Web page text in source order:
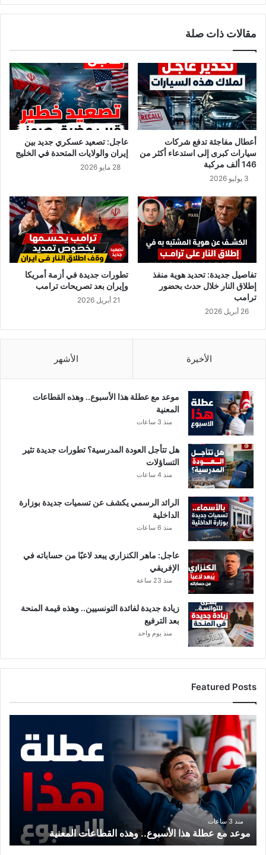
حرة
مقالات ذات صلة
أعطال مفاجئة تدفع شركات
سيارات كبرى إلى استدعاء أكثر من
146 ألف مركبة
3 يوليو 2026
عاجل: تصعيد عسكري جديد بين
إيران والولايات المتحدة في الخليج
28 مايو 2026
تفاصيل جديدة: تحديد هوية منفذ
إطلاق النار خلال حدث بحضور
ترامب
26 أبريل 2026
تطورات جديدة في أزمة أمريكا
وإيران بعد تصريحات ترامب
21 أبريل 2026
الأخيرة الأشهر
موعد مع عطلة هذا الأسبوع.. وهذه القطاعات
المعنية
منذ 3 ساعات
هل تتأجل العودة المدرسية؟ تطورات جديدة تثير
التساؤلات
منذ 4 ساعات
الرائد الرسمي يكشف عن تسميات جديدة بوزارة
الداخلية
منذ 6 ساعات
عاجل: ماهر الكنزاري يبعد لاعبًا من حساباته في
الإفريقي
منذ 23 ساعة
زيادة جديدة لفائدة التونسيين.. وهذه قيمة المنحة
بعد الترفيع
منذ يوم واحد
Featured Posts
موعد
عطلة
هذا
الأسبوع..
وهذه
القطاعات
المعنية
منذ 3 ساعات
موعد مع عطلة هذا الأسبوع.. وهذه القطاعات المعنية